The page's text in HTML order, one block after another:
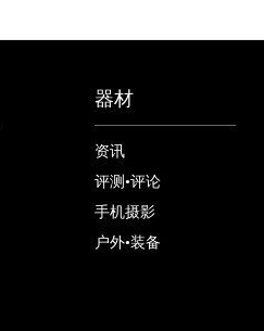
器材
资讯
评测•评论
手机摄影
户外•装备